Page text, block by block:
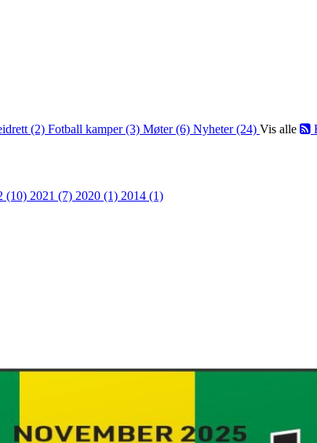
(2) Fotball kamper (3) Møter (6) Nyheter (24) Vis alle
(10) 2021 (7) 2020 (1) 2014 (1)